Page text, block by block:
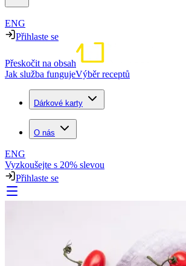
ENG
Přihlaste se
Přeskočit na obsah
Jak služba fungujeVýběr receptů
Dárkové karty
O nás
ENG
Vyzkoušejte s 20% slevou
Přihlaste se